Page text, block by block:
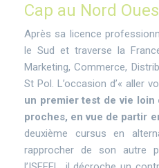
Cap au Nord
Après sa licence
le Sud et traverse la
Marketing, Commerce,
St Pol. L’occasion d’« aller
un premier test de vie
proches, en vue de partir
deuxième cursus en
rapprocher de son autre